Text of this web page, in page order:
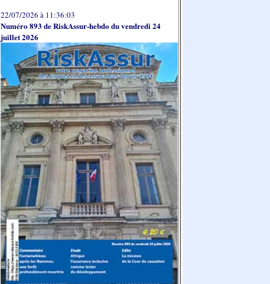
22/07/2026 à 11:36:03
Numéro 893 de RiskAssur-hebdo du vendredi 24
juillet 2026